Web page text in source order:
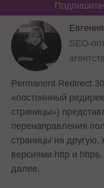
SEO-
Permanent Redirect
«постоянный
страницы»)
перенаправления
страницы на
версиями http и
далее.